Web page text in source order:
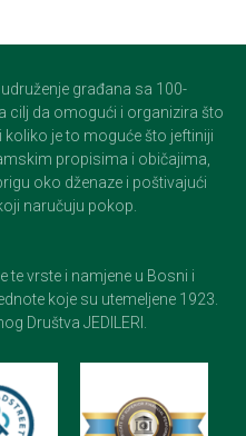
građana sa 100-
cilj da omogući i organizira što
je to moguće što jeftiniji
propisima i običajima,
oko dženaze i poštivajući
naručuju pokop.
te vrste i namjene u Bosni i
koje su utemeljene 1923.
Društva JEDILERI.